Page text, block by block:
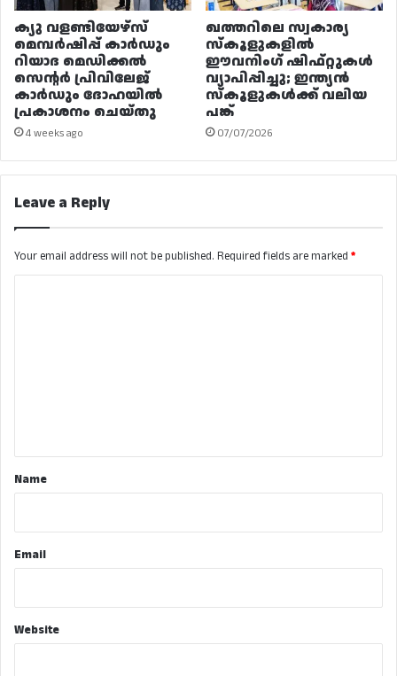
ക്യു വളണ്ടിയേഴ്‌സ്
മെമ്പർഷിപ്പ് കാർഡും
റിയാദ മെഡിക്കൽ
സെന്റർ പ്രിവിലേജ്
കാർഡും ദോഹയിൽ
പ്രകാശനം ചെയ്തു
4 weeks ago
ഖത്തറിലെ സ്വകാര്യ
സ്കൂളുകളിൽ
ഈവനിംഗ് ഷിഫ്റ്റുകൾ
വ്യാപിപ്പിച്ചു; ഇന്ത്യൻ
സ്കൂളുകൾക്ക് വലിയ
പങ്ക്
07/07/2026
Leave a Reply
Your email address will not be published. Required fields are marked *
*Name
Email
Website